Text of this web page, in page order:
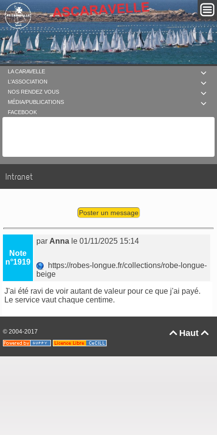

LA CARAVELLE

L'ASSOCIATION

NOS RENDEZ VOUS

MÉDIA/PUBLICATIONS
FACEBOOK
Intranet
Poster un message
Note
n°1919
par Anna le 01/11/2025 15:14
https://robes-longue.fr/collections/robe-longue-
beige
J'ai été ravi de voir autant de valeur pour ce que j'ai payé.
Le service vaut chaque centime.
Haut 
© 2004-2017